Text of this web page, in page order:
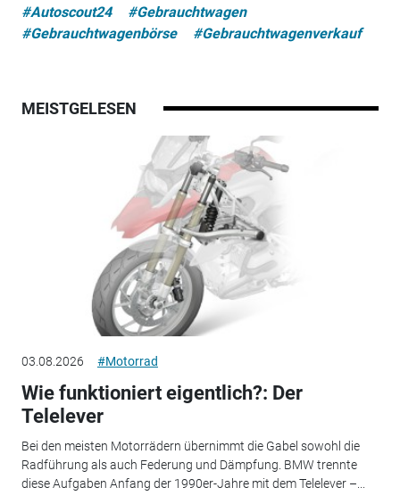
#Autoscout24
#Gebrauchtwagen
#Gebrauchtwagenbörse
#Gebrauchtwagenverkauf
MEISTGELESEN
03.08.2026 #Motorrad
Wie funktioniert eigentlich?: Der
Telelever
Bei den meisten Motorrädern übernimmt die Gabel sowohl die
Radführung als auch Federung und Dämpfung. BMW trennte
diese Aufgaben Anfang der 1990er-Jahre mit dem Telelever –...